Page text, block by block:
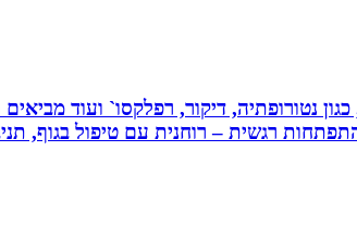
כגון נטורופתיה, דיקור, רפלקסו` ועוד
רגשית – רוחנית עם טיפול בגוף,